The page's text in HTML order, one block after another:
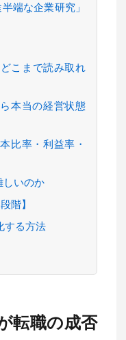
端な企業研究」
こまで読み取れ
本当の経営状態
比率・利益率・
しいのか
階】
する方法
転職の成否